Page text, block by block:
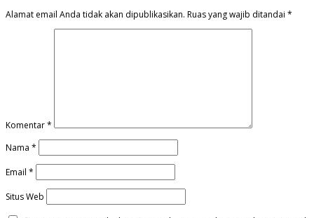
Alamat email Anda tidak akan dipublikasikan. Ruas yang wajib ditandai *
Komentar*
Nama *
Email *
Situs Web